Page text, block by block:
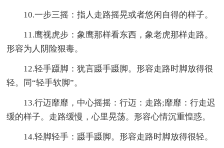
10.一步三摇：指人走路摇晃或者悠闲自得的样子。
11.鹰视虎步：象鹰那样看东西，象老虎那样走路。
形容为人阴险狠毒。
12.轻手蹑脚：犹言蹑手蹑脚。形容走路时脚放得很
轻。同“轻手软脚”。
13.行迈靡靡，中心摇摇：行迈：走路;靡靡：行走迟
缓的样子。走路缓慢，心里晃荡。形容心情沉重惶惑。
14.轻脚轻手：蹑手蹑脚。形容走路时脚放得很轻。